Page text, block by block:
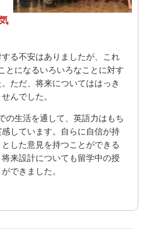
る不安はありましたが、これ
とになるいろいろなことに対す
ただ、将来についてははっき
んでした。
の生活を通して、英語力はもち
しています。自らに自信が持
した意見を持つことができる
来設計についても留学中の授
できました。